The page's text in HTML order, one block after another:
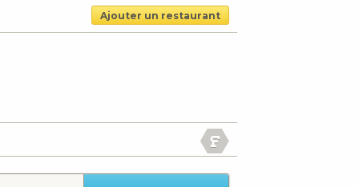
Ajouter un restaurant